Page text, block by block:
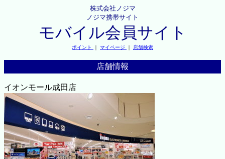
株式会社ノジマ
ノジマ携帯サイト
モバイル会員サイト
ポイント ｜ マイページ ｜ 店舗検索
店舗情報
イオンモール成田店